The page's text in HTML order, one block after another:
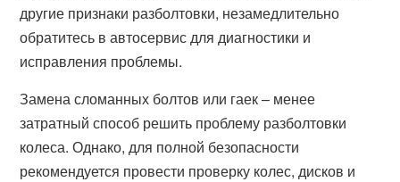
другие признаки разболтовки, незамедлительно
обратитесь в автосервис для диагностики и
исправления проблемы.
Замена сломанных болтов или гаек – менее
затратный способ решить проблему разболтовки
колеса. Однако, для полной безопасности
рекомендуется провести проверку колес, дисков и